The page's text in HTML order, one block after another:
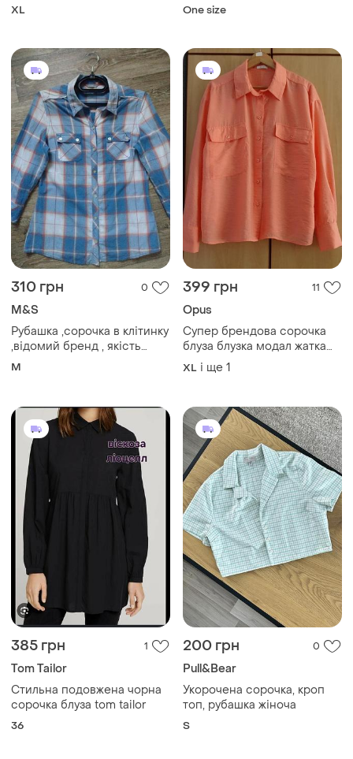
XL One size
310 грн 0
M&S
Рубашка ,сорочка в клітинку
,відомий бренд , якість
катон 💯 , розмір 10 💙
M
399 грн 11
Opus
Cупер брендова сорочка
блуза блузка модал жатка
р.50-52
XL і ще 1
385 грн 1
Tom Tailor
Стильна подовжена чорна
сорочка блуза tom tailor
36
200 грн 0
Pull&Bear
Укорочена сорочка, кроп
топ, рубашка жіноча
S